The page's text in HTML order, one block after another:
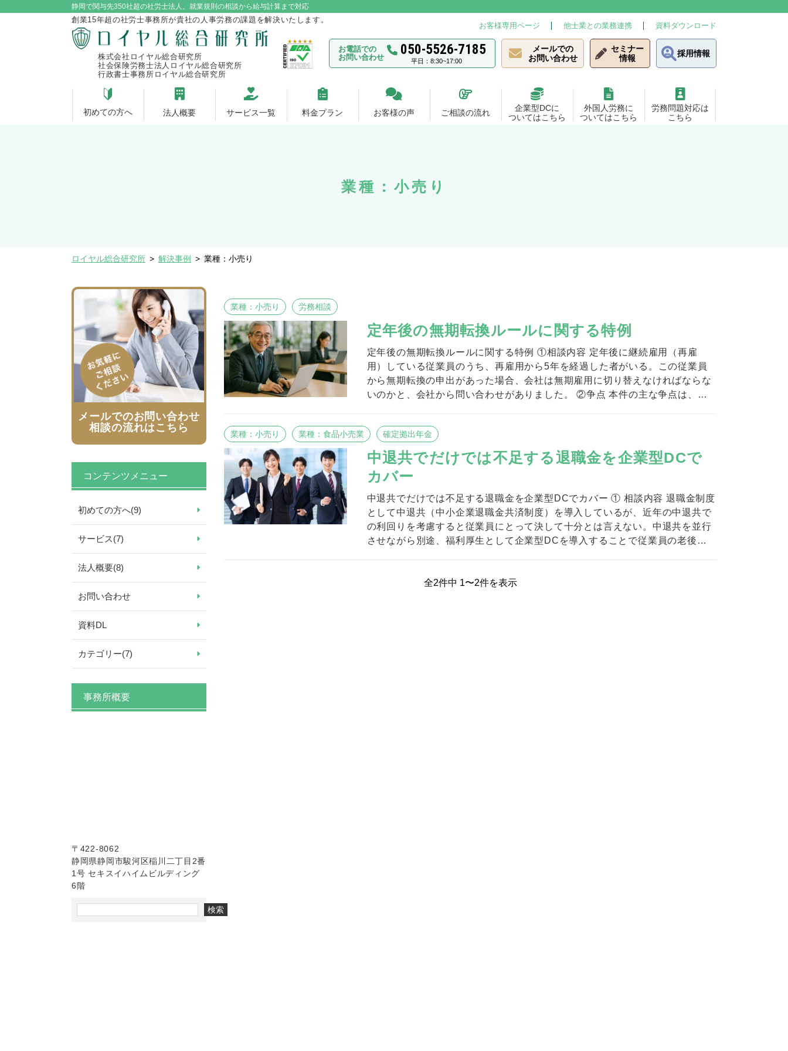
静岡で関与先350社超の社労士法人。就業規則の相談から給与計算まで対応
創業15年超の社労士事務所が貴社の人事労務の課題を解決いたします。
株式会社ロイヤル総合研究所
社会保険労務士法人ロイヤル総合研究所
行政書士事務所ロイヤル総合研究所
お客様専用ページ 他士業との業務連携 資料ダウンロード
お電話での
お問い合わせ
050-5526-7185
平日：8:30~17:00
メールでの
お問い合わせ
セミナー
情報
採用情報
初めての方へ 法人概要 サービス一覧 料金プラン お客様の声 ご相談の流れ
企業型DCに
ついてはこちら
外国人労務に
ついてはこちら
労務問題対応は
こちら
業種：小売り
ロイヤル総合研究所 > 解決事例 > 業種：小売り
定年後の無期転換ルールに関する特例
定年後の無期転換ルールに関する特例 ①相談内容 定年後に継続雇用（再雇
用）している従業員のうち、再雇用から5年を経過した者がいる。この従業員
から無期転換の申出があった場合、会社は無期雇用に切り替えなければならな
いのかと、会社から問い合わせがありました。 ②争点 本件の主な争点は、以
業種：小売り 労務相談
中退共でだけでは不足する退職金を企業型DCで
カバー
中退共でだけでは不足する退職金を企業型DCでカバー ① 相談内容 退職金制度
として中退共（中小企業退職金共済制度）を導入しているが、近年の中退共で
の利回りを考慮すると従業員にとって決して十分とは言えない。中退共を並行
させながら別途、福利厚生として企業型DCを導入することで従業員の老後の
業種：小売り 業種：食品小売業 確定拠出年金
全2件中 1〜2件を表示
メールでのお問い合わせ
相談の流れはこちら
コンテンツメニュー
初めての方へ(9)
サービス(7)
法人概要(8)
お問い合わせ
資料DL
カテゴリー(7)
事務所概要
〒422-8062
静岡県静岡市駿河区稲川二丁目2番
1号 セキスイハイムビルディング
6階
検索